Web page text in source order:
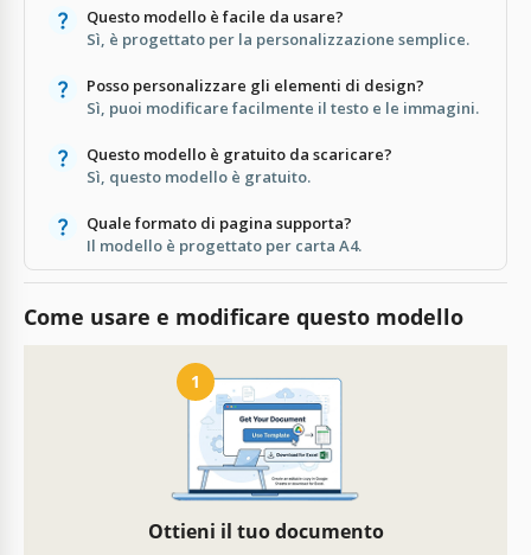
Questo modello è facile da usare?
Sì, è progettato per la personalizzazione semplice.
Posso personalizzare gli elementi di design?
Sì, puoi modificare facilmente il testo e le immagini.
Questo modello è gratuito da scaricare?
Sì, questo modello è gratuito.
Quale formato di pagina supporta?
Il modello è progettato per carta A4.
Come usare e modificare questo modello
1
Ottieni il tuo documento